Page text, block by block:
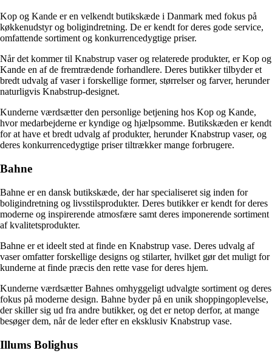
Kop og Kande er en velkendt butikskæde i Danmark med fokus på
køkkenudstyr og boligindretning. De er kendt for deres gode service,
omfattende sortiment og konkurrencedygtige priser.
Når det kommer til Knabstrup vaser og relaterede produkter, er Kop og
Kande en af de fremtrædende forhandlere. Deres butikker tilbyder et
bredt udvalg af vaser i forskellige former, størrelser og farver, herunder
naturligvis Knabstrup-designet.
Kunderne værdsætter den personlige betjening hos Kop og Kande,
hvor medarbejderne er kyndige og hjælpsomme. Butikskæden er kendt
for at have et bredt udvalg af produkter, herunder Knabstrup vaser, og
deres konkurrencedygtige priser tiltrækker mange forbrugere.
Bahne
Bahne er en dansk butikskæde, der har specialiseret sig inden for
boligindretning og livsstilsprodukter. Deres butikker er kendt for deres
moderne og inspirerende atmosfære samt deres imponerende sortiment
af kvalitetsprodukter.
Bahne er et ideelt sted at finde en Knabstrup vase. Deres udvalg af
vaser omfatter forskellige designs og stilarter, hvilket gør det muligt for
kunderne at finde præcis den rette vase for deres hjem.
Kunderne værdsætter Bahnes omhyggeligt udvalgte sortiment og deres
fokus på moderne design. Bahne byder på en unik shoppingoplevelse,
der skiller sig ud fra andre butikker, og det er netop derfor, at mange
besøger dem, når de leder efter en eksklusiv Knabstrup vase.
Illums Bolighus